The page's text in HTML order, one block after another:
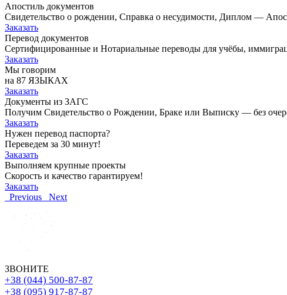
Апостиль документов
Свидетельство о рождении, Справка о несудимости, Диплом —
Заказать
Перевод документов
Сертифицированные и Нотариальные переводы для учёбы,
Заказать
Мы говорим
на 87 ЯЗЫКАХ
Заказать
Документы из ЗАГС
Получим Свидетельство о Рождении, Браке или Выписку — без
Заказать
Нужен перевод паспорта?
Переведем за 30 минут!
Заказать
Выполняем крупные проекты
Скорость и качество гарантируем!
Заказать
Previous
Next
ЗВОНИТЕ
+38 (044) 500-87-87
+38 (095) 917-87-87